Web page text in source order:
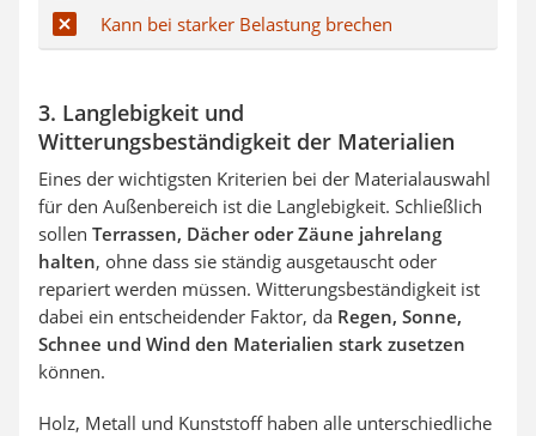
Kann bei starker Belastung brechen
3. Langlebigkeit und
Witterungsbeständigkeit der Materialien
Eines der wichtigsten Kriterien bei der Materialauswahl
für den Außenbereich ist die Langlebigkeit. Schließlich
sollen Terrassen, Dächer oder Zäune jahrelang
halten, ohne dass sie ständig ausgetauscht oder
repariert werden müssen. Witterungsbeständigkeit ist
dabei ein entscheidender Faktor, da Regen, Sonne,
Schnee und Wind den Materialien stark zusetzen
können.
Holz, Metall und Kunststoff haben alle unterschiedliche